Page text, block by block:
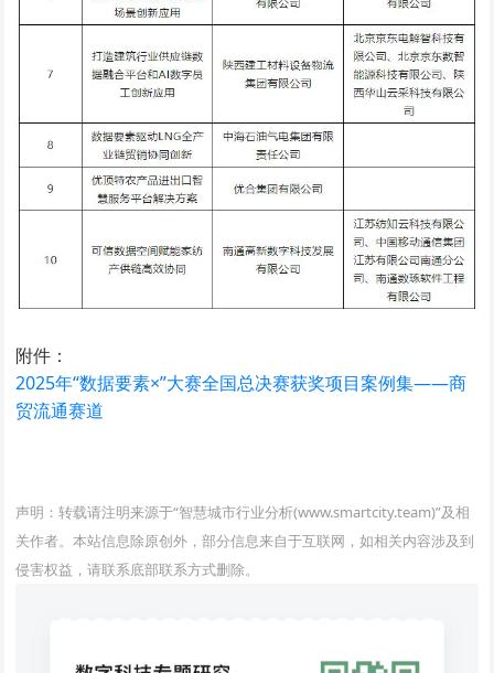
附件：
2025年“数据要素×”大赛全国总决赛获奖项目案例集——商
贸流通赛道
声明：转载请注明来源于“智慧城市行业分析(www.smartcity.team)”及相
关作者。本站信息除原创外，部分信息来自于互联网，如相关内容涉及到
侵害权益，请联系底部联系方式删除。